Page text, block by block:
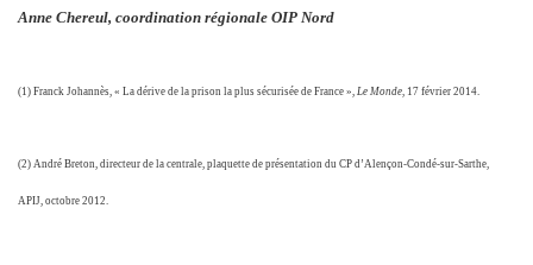
Anne Chereul, coordination régionale OIP Nord
(1) Franck Johannès, « La dérive de la prison la plus sécurisée de France », Le Monde , 17 février 2014.
(2) André Breton, directeur de la centrale, plaquette de présentation du CP d’Alençon-Condé-sur-Sarthe,
APIJ, octobre 2012.